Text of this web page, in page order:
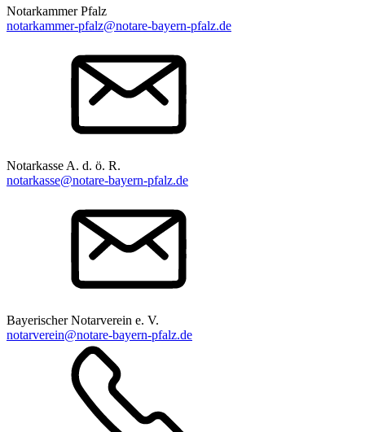
Notarkammer Pfalz
notarkammer-pfalz@notare-bayern-pfalz.de
Notarkasse A. d. ö. R.
notarkasse@notare-bayern-pfalz.de
Bayerischer Notarverein e. V.
notarverein@notare-bayern-pfalz.de